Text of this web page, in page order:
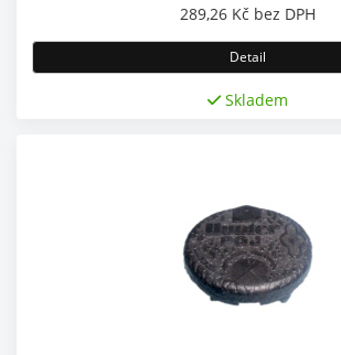
289,26 Kč bez DPH
Detail
Skladem